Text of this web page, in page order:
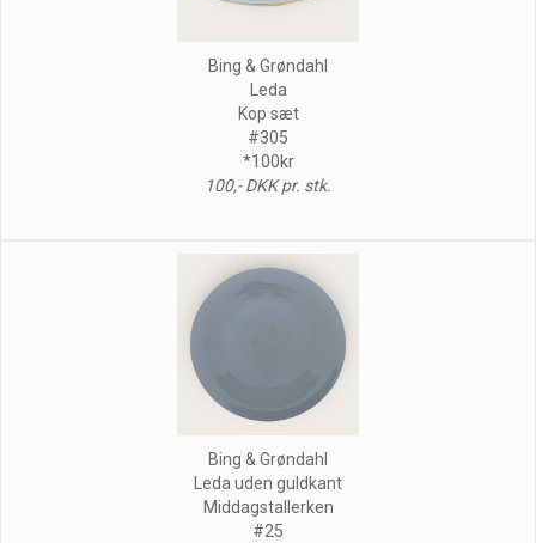
Bing & Grøndahl
Leda
Kop sæt
#305
*100kr
100,- DKK pr. stk.
Bing & Grøndahl
Leda uden guldkant
Middagstallerken
#25